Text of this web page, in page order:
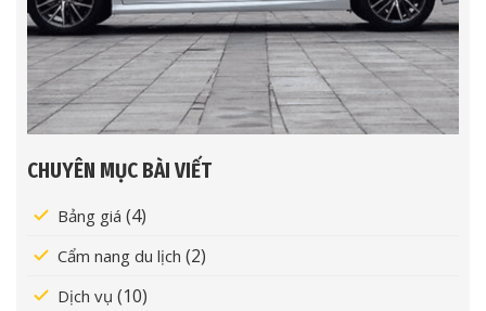
CHUYÊN MỤC BÀI VIẾT
Bảng giá (4)
Cẩm nang du lịch (2)
Dịch vụ (10)